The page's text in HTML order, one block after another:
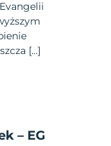
[…]
– EG